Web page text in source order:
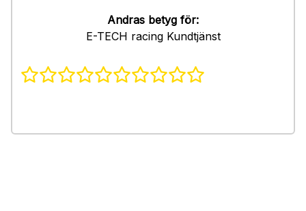
Andras betyg för:
E-TECH racing Kundtjänst